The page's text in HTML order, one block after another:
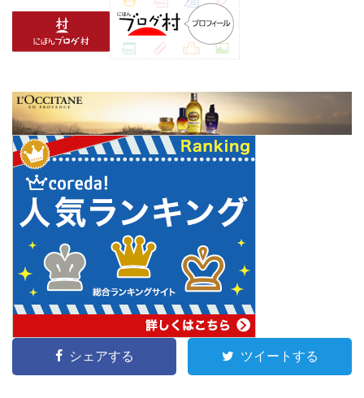
シェアする ツイートする